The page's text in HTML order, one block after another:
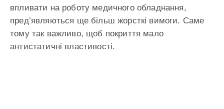
впливати на роботу медичного обладнання,
пред’являються ще більш жорсткі вимоги. Саме
тому так важливо, щоб покриття мало
антистатичні властивості.